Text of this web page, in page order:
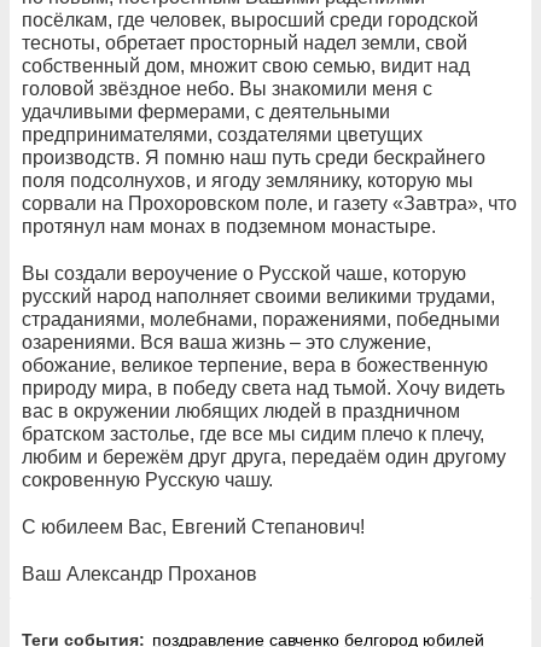
посёлкам, где человек, выросший среди городской
тесноты, обретает просторный надел земли, свой
собственный дом, множит свою семью, видит над
головой звёздное небо. Вы знакомили меня с
удачливыми фермерами, с деятельными
предпринимателями, создателями цветущих
производств. Я помню наш путь среди бескрайнего
поля подсолнухов, и ягоду землянику, которую мы
сорвали на Прохоровском поле, и газету «Завтра», что
протянул нам монах в подземном монастыре.
Вы создали вероучение о Русской чаше, которую
русский народ наполняет своими великими трудами,
страданиями, молебнами, поражениями, победными
озарениями. Вся ваша жизнь – это служение,
обожание, великое терпение, вера в божественную
природу мира, в победу света над тьмой. Хочу видеть
вас в окружении любящих людей в праздничном
братском застолье, где все мы сидим плечо к плечу,
любим и бережём друг друга, передаём один другому
сокровенную Русскую чашу.
С юбилеем Вас, Евгений Степанович!
Ваш Александр Проханов
Теги события: поздравление савченко белгород юбилей